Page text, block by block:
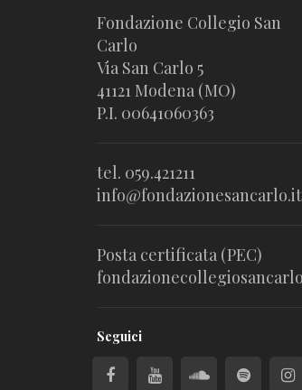
Fondazione Collegio San
Carlo
Via San Carlo 5
41121 Modena (MO)
P.I. 00641060363
tel. 059.421211
info@fondazionesancarlo.it
Posta certificata (PEC)
Seguici